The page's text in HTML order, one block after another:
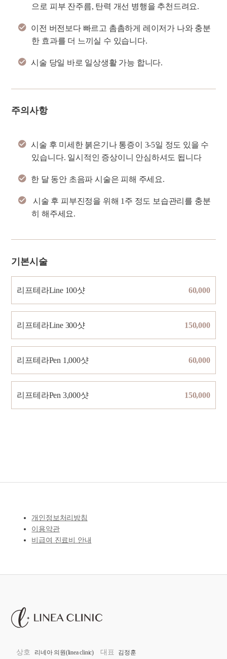
으로 피부 잔주름, 탄력 개선 병행을 추천드려요.
이전 버전보다 빠르고 촘촘하게 레이저가 나와 충분
한 효과를 더 느끼실 수 있습니다.
시술 당일 바로 일상생활 가능 합니다.
주의사항
시술 후 미세한 붉은기나 통증이 3-5일 정도 있을 수
있습니다. 일시적인 증상이니 안심하셔도 됩니다
한 달 동안 초음파 시술은 피해 주세요.
시술 후 피부진정을 위해 1주 정도 보습관리를 충분
히 해주세요.
기본시술
리프테라Line 100샷 60,000
리프테라Line 300샷 150,000
리프테라Pen 1,000샷 60,000
리프테라Pen 3,000샷 150,000
개인정보처리방침
이용약관
비급여 진료비 안내
상호 리네아 의원(linea clinic) 대표 김정훈